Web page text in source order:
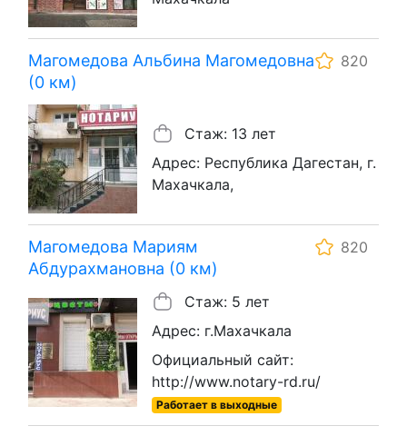
Магомедова Альбина Магомедовна
(0 км)
820
Стаж: 13 лет
Адрес: Республика Дагестан, г.
Махачкала,
Магомедова Мариям
Абдурахмановна (0 км)
820
Стаж: 5 лет
Адрес: г.Махачкала
Официальный сайт:
http://www.notary-rd.ru/
Работает в выходные